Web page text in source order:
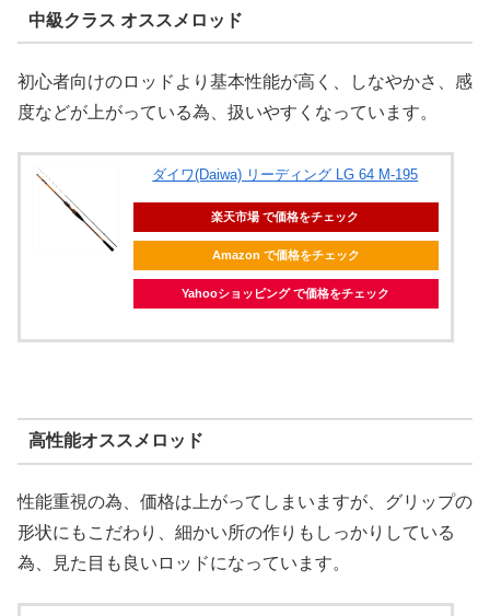
中級クラス オススメロッド
初心者向けのロッドより基本性能が高く、しなやかさ、感
度などが上がっている為、扱いやすくなっています。
ダイワ(Daiwa) リーディング LG 64 M-195
楽天市場 で価格をチェック
Amazon で価格をチェック
Yahooショッピング で価格をチェック
高性能オススメロッド
性能重視の為、価格は上がってしまいますが、グリップの
形状にもこだわり、細かい所の作りもしっかりしている
為、見た目も良いロッドになっています。